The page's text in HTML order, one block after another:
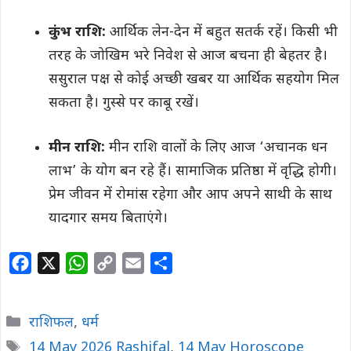
कुंभ राशि: आर्थिक लेन-देन में बहुत सतर्क रहें। किसी भी
तरह के जोखिम भरे निवेश से आज बचना ही बेहतर है।
ससुराल पक्ष से कोई अच्छी खबर या आर्थिक सहयोग मिल
सकता है। गुस्से पर काबू रखें।
मीन राशि: मीन राशि वालों के लिए आज ‘अचानक धन
लाभ’ के योग बन रहे हैं। सामाजिक प्रतिष्ठा में वृद्धि होगी।
प्रेम जीवन में रोमांस रहेगा और आप अपने साथी के साथ
यादगार समय बिताएंगे।
e
W
t
Categories
राशिफल, धर्म
Tags